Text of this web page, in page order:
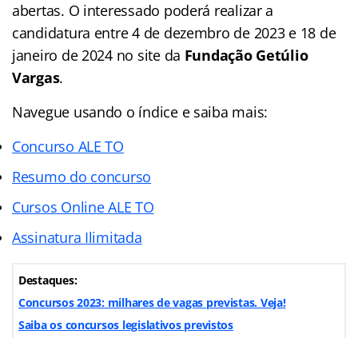
abertas. O interessado poderá realizar a
candidatura entre 4 de dezembro de 2023 e 18 de
janeiro de 2024 no site da Fundação Getúlio
Vargas.
Navegue usando o índice e saiba mais:
Concurso ALE TO
Resumo do concurso
Cursos Online ALE TO
Assinatura Ilimitada
Destaques:
Concursos 2023: milhares de vagas previstas. Veja!
Saiba os concursos legislativos previstos